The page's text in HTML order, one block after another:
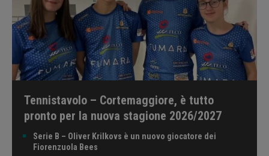
Tennistavolo – Cortemaggiore, è tutto
pronto per la nuova stagione 2026/2027
Serie B – Oliver Krilkovs è un nuovo giocatore dei
Fiorenzuola Bees